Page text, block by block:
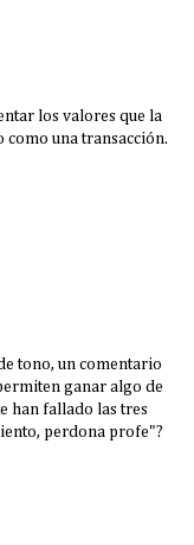
los valores que la
como una transacción.
tono, un comentario
ganar algo de
han fallado las tres
perdona profe"?